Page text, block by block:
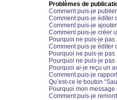
Problèmes de
Comment puis-je
Comment puis-je éditer
Comment puis-je
Comment puis-je créer
Pourquoi ne puis-je
Comment puis-je éditer
Pourquoi ne puis-je
Pourquoi ne puis-je
Pourquoi ai-je reçu un
Comment puis-je
Qu’est-ce le bouton
Pourquoi mon
Comment puis-je